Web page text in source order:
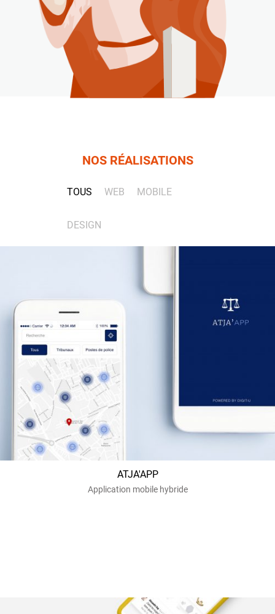
NOS RÉALISATIONS
TOUS WEB MOBILE
DESIGN
ATJA'APP
Application mobile hybride